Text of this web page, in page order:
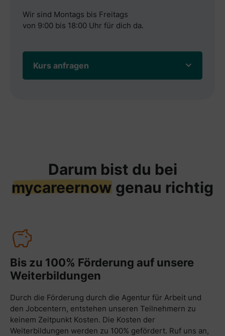
Wir sind Montags bis Freitags
von 9:00 bis 18:00 Uhr für dich da.
Kurs anfragen
Darum bist du bei
mycareernow genau richtig
Bis zu 100% Förderung auf unsere
Weiterbildungen
Durch die Förderung durch die Agentur für Arbeit und
den Jobcentern, entstehen unseren Teilnehmern zu
keinem Zeitpunkt Kosten. Die Kosten der
Weiterbildungen werden zu 100% gefördert. Ruf uns an,